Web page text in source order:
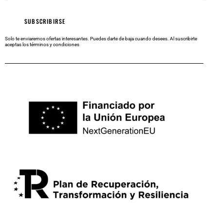
Solo te enviaremos ofertas interesantes. Puedes darte de baja cuando desees. Al suscribirte
aceptas lostérminos y condiciones